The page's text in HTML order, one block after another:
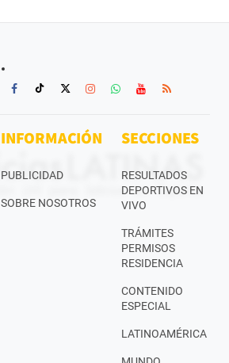
INFORMACIÓN
PUBLICIDAD
SOBRE NOSOTROS
SECCIONES
RESULTADOS
DEPORTIVOS EN
VIVO
TRÁMITES
PERMISOS
RESIDENCIA
CONTENIDO
ESPECIAL
LATINOAMÉRICA